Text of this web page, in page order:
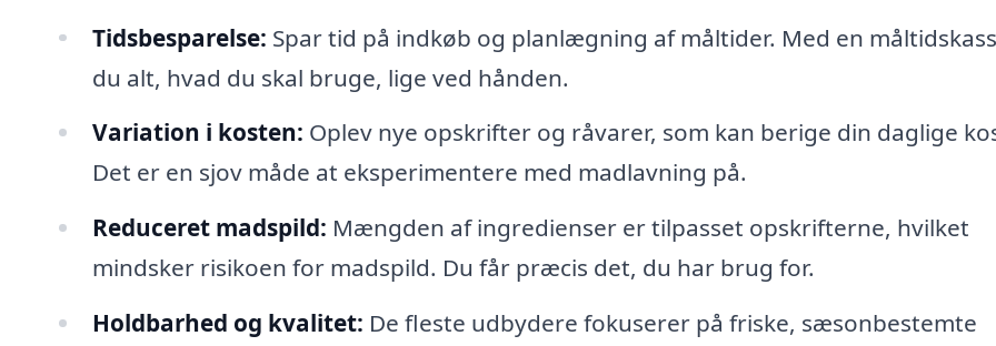
Tidsbesparelse: Spar tid på indkøb og planlægning af måltider. Med en
du alt, hvad du skal bruge, lige ved hånden.
Variation i kosten: Oplev nye opskrifter og råvarer, som kan berige din daglige
Det er en sjov måde at eksperimentere med madlavning på.
Reduceret madspild: Mængden af ingredienser er tilpasset opskrifterne, hvilket
mindsker risikoen for madspild. Du får præcis det, du har brug for.
Holdbarhed og kvalitet: De fleste udbydere fokuserer på friske, sæsonbestemte